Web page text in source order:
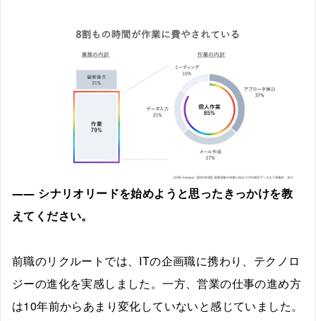
―― シナリオリードを始めようと思ったきっかけを教
えてください。
前職のリクルートでは、ITの企画職に携わり、テクノロ
ジーの進化を実感しました。一方、営業の仕事の進め方
は10年前からあまり変化していないと感じていました。